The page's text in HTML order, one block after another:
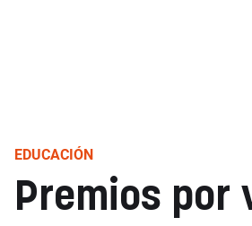
EDUCACIÓN
Premios por